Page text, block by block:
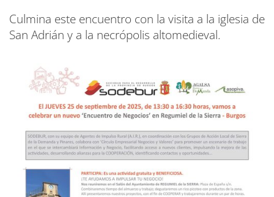
Culmina este encuentro con la visita a la iglesia de
San Adrián y a la necrópolis altomedieval.